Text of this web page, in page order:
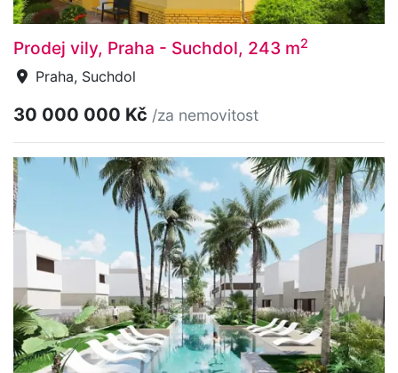
Prodej vily, Praha - Suchdol, 243 m2
Praha, Suchdol
30 000 000 Kč /za nemovitost